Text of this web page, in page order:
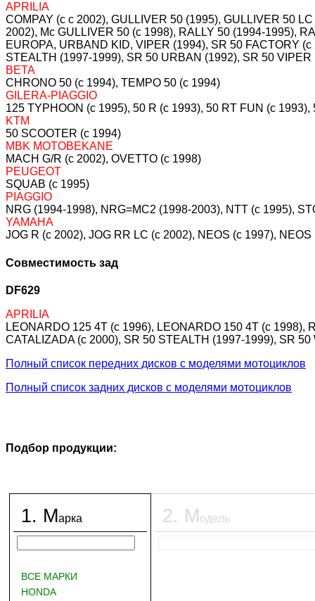
APRILIA
COMPAY (c c 2002), GULLIVER 50 (1995), GULLIVER 50
2002), Mc GULLIVER 50 (c 1998), RALLY 50 (1994-1995),
EUROPA, URBAND KID, VIPER (1994), SR 50 FACTORY
STEALTH (1997-1999), SR 50 URBAN (1992), SR 50
BETA
CHRONO 50 (c 1994), TEMPO 50 (c 1994)
GILERA-PIAGGIO
125 TYPHOON (c 1995), 50 R (c 1993), 50 RT FUN (c
KTM
50 SCOOTER (c 1994)
MBK MOTOBEKANE
MACH G/R (c 2002), OVETTO (c 1998)
PEUGEOT
SQUAB (c 1995)
PIAGGIO
NRG (1994-1998), NRG=MC2 (1998-2003), NTT (c 1995),
YAMAHA
JOG R (c 2002), JOG RR LC (c 2002), NEOS (c 1997),
Совместимость зад
DF629
APRILIA
LEONARDO 125 4T (c 1996), LEONARDO 150 4T (c
CATALIZADA (c 2000), SR 50 STEALTH (1997-1999), SR 50
Полный список передних дисков с моделями мотоциклов
Полный список задних дисков с моделями мотоциклов
Подбор продукции:
1. Марка
ВСЕ МАРКИ
HONDA
2. Модель